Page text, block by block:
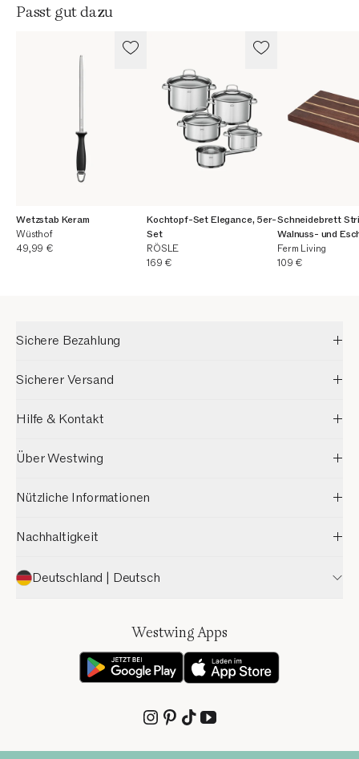
Passt gut dazu
Wetzstab Keram
Wüsthof
Aktueller Preis
49,99 €
Kochtopf-Set Elegance, 5er-
Set
RÖSLE
Aktueller Preis
169 €
Schneidebrett
Walnuss- und
Ferm Living
Aktueller Preis
109 €
Sichere Bezahlung
Sicherer Versand
Hilfe & Kontakt
Über Westwing
Nützliche Informationen
Nachhaltigkeit
Deutschland | Deutsch
Westwing Apps